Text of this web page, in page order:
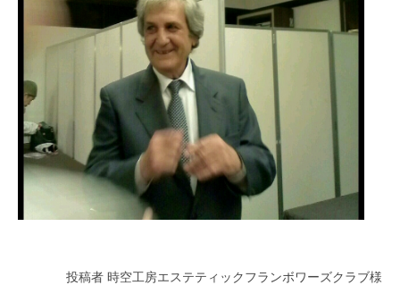
投稿者 時空工房エステティックフランボワーズクラブ様